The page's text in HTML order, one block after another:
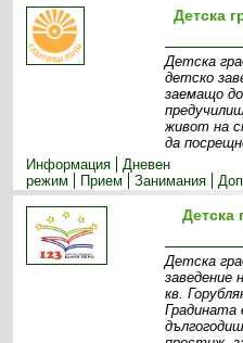
Детска
Детска
детско
заемащо
живот на
да
Информация
Дневен
режим
Прием Занимания
Детска
Детска
заведение
кв.
Градината